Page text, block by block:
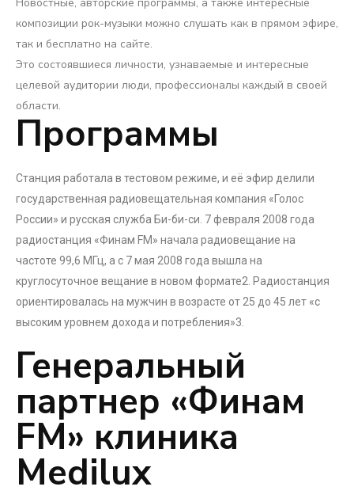
композиции рок-музыки можно слушать как в прямом эфире,
так и бесплатно на сайте.
Это состоявшиеся личности, узнаваемые и интересные
целевой аудитории люди, профессионалы каждый в своей
области.
Программы
Станция работала в тестовом режиме, и её эфир делили
государственная радиовещательная компания «Голос
России» и русская служба Би-би-си. 7 февраля 2008 года
радиостанция «Финам FM» начала радиовещание на
частоте 99,6 МГц, а с 7 мая 2008 года вышла на
круглосуточное вещание в новом формате2. Радиостанция
ориентировалась на мужчин в возрасте от 25 до 45 лет «с
высоким уровнем дохода и потребления»3.
Генеральный
партнер «Финам
FM» клиника
Medilux